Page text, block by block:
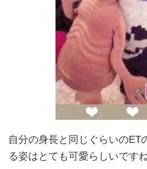
自分の身長と同じぐらいのET
る姿はとても可愛らしいですね